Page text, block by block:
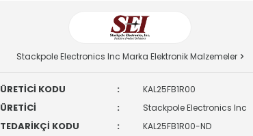
Stackpole Electronics Inc Marka Elektronik Malzemeler
ÜRETİCİ KODU : KAL25FB1R00
ÜRETİCİ : Stackpole Electronics Inc
TEDARİKÇİ KODU : KAL25FB1R00-ND